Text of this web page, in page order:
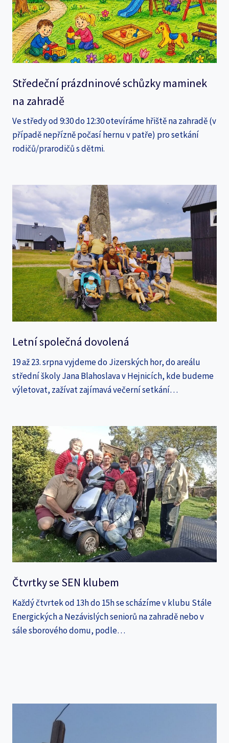
Středeční prázdninové schůzky maminek
na zahradě
Ve středy od 9:30 do 12:30 otevíráme hřiště na zahradě (v
případě nepřízně počasí hernu v patře) pro setkání
rodičů/prarodičů s dětmi.
Letní společná dovolená
19 až 23. srpna vyjdeme do Jizerských hor, do areálu
střední školy Jana Blahoslava v Hejnicích, kde budeme
výletovat, zažívat zajímavá večerní setkání…
Čtvrtky se SEN klubem
Každý čtvrtek od 13h do 15h se scházíme v klubu Stále
Energických a Nezávislých seniorů na zahradě nebo v
sále sborového domu, podle…